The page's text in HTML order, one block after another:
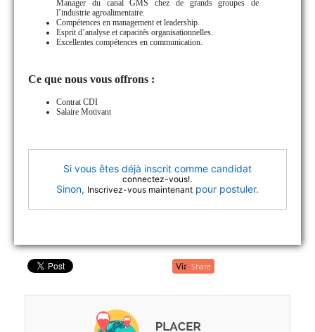
Manager du canal GMS chez de grands groupes de
l’industrie agroalimentaire.
Compétences en management et leadership.
Esprit d’analyse et capacités organisationnelles.
Excellentes compétences en communication.
Ce que nous vous offrons :
Contrat CDI
Salaire Motivant
Si vous êtes déjà inscrit comme candidat
connectez-vous!.
Sinon, Inscrivez-vous maintenant pour postuler.
Share